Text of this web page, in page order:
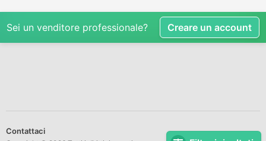
Sei un venditore professionale? Creare un account
Contattaci